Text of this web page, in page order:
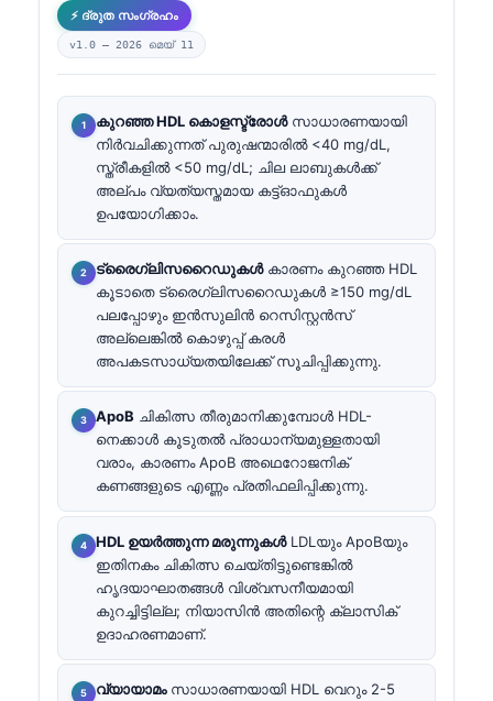
⚡ ദ്രുത സംഗ്രഹം
v1.0 — 2026 മെയ്‌ 11
കുറഞ്ഞ HDL കൊളസ്ട്രോൾസാധാരണയായി
നിർവചിക്കുന്നത് പുരുഷന്മാരിൽ <40 mg/dL,
സ്ത്രീകളിൽ <50 mg/dL; ചില ലാബുകൾക്ക്
അല്പം വ്യത്യസ്തമായ കട്ട്‌ഓഫുകൾ
ഉപയോഗിക്കാം.
ട്രൈഗ്ലിസറൈഡുകൾകാരണം കുറഞ്ഞ HDL
കൂടാതെ ട്രൈഗ്ലിസറൈഡുകൾ ≥150 mg/dL
പലപ്പോഴും ഇൻസുലിൻ റെസിസ്റ്റൻസ്
അല്ലെങ്കിൽ കൊഴുപ്പ് കരൾ
അപകടസാധ്യതയിലേക്ക് സൂചിപ്പിക്കുന്നു.
ApoB ചികിത്സ തീരുമാനിക്കുമ്പോൾ HDL-
നെക്കാൾ കൂടുതൽ പ്രാധാന്യമുള്ളതായി
വരാം, കാരണം ApoB അഥെറോജനിക്
കണങ്ങളുടെ എണ്ണം പ്രതിഫലിപ്പിക്കുന്നു.
HDL ഉയർത്തുന്ന മരുന്നുകൾLDLയും ApoBയും
ഇതിനകം ചികിത്സ ചെയ്തിട്ടുണ്ടെങ്കിൽ
ഹൃദയാഘാതങ്ങൾ വിശ്വസനീയമായി
കുറച്ചിട്ടില്ല; നിയാസിൻ അതിന്റെ ക്ലാസിക്
ഉദാഹരണമാണ്.
വ്യായാമംസാധാരണയായി HDL വെറും 2-5